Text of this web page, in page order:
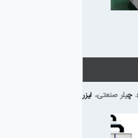
،چیلر صنعتی، لیزر